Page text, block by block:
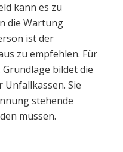
kann es zu
die Wartung
ist der
zu empfehlen. Für
bildet die
Unfallkassen. Sie
stehende
müssen.